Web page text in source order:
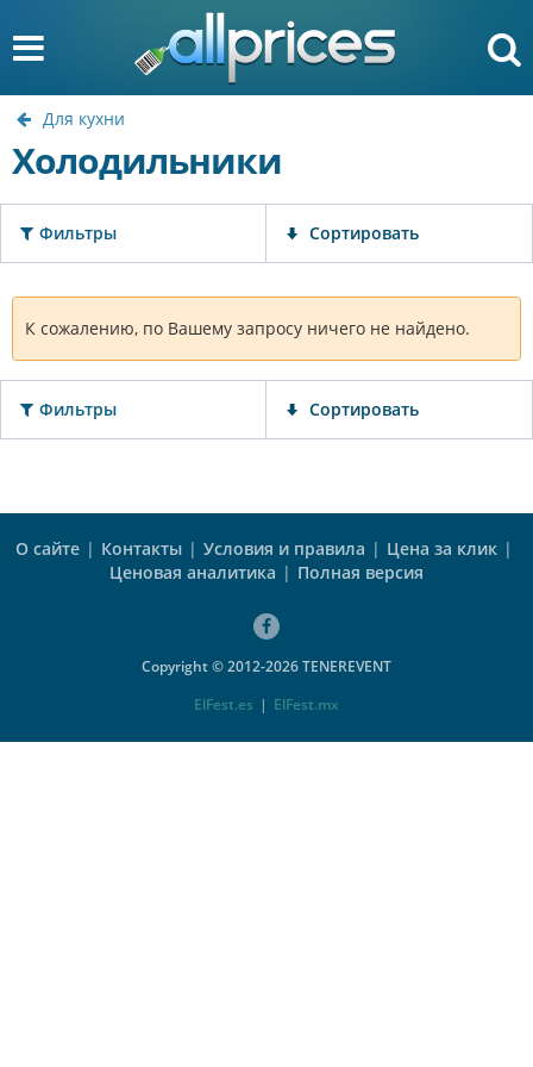
Для кухни
Холодильники
Фильтры Сортировать
К сожалению, по Вашему запросу ничего не найдено.
Фильтры Сортировать
О сайте | Контакты | Условия и правила | Цена за клик |
Ценовая аналитика | Полная версия
Copyright © 2012-2026 TENEREVENT
ElFest.es | ElFest.mx